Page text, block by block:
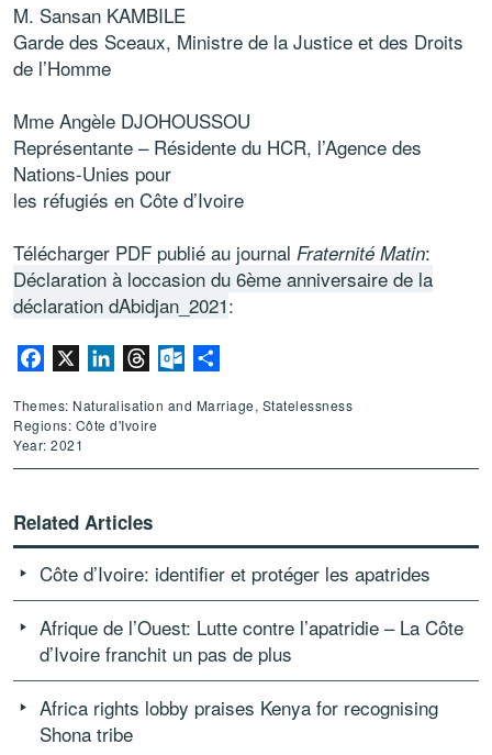
M. Sansan KAMBILE
Garde des Sceaux, Ministre de la Justice et des Droits
de l’Homme
Mme Angèle DJOHOUSSOU
Représentante – Résidente du HCR, l’Agence des
Nations-Unies pour
les réfugiés en Côte d’Ivoire
Télécharger PDF publié au journal Fraternité Matin:
Déclaration à loccasion du 6ème anniversaire de la
déclaration dAbidjan_2021:
Facebook LinkedInThreadsOutlook.com
Themes: Naturalisation and Marriage, Statelessness
Regions: Côte d'Ivoire
Year: 2021
Related Articles
Côte d’Ivoire: identifier et protéger les apatrides
Afrique de l’Ouest: Lutte contre l’apatridie – La Côte
d’Ivoire franchit un pas de plus
Africa rights lobby praises Kenya for recognising
Shona tribe